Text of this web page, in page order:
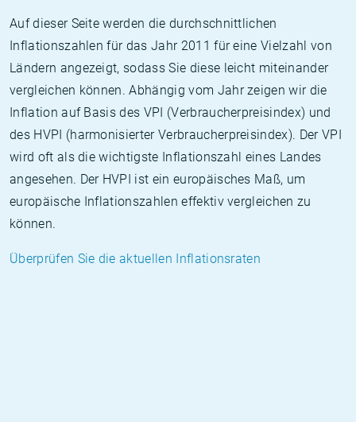
Auf dieser Seite werden die durchschnittlichen
Inflationszahlen für das Jahr 2011 für eine Vielzahl von
Ländern angezeigt, sodass Sie diese leicht miteinander
vergleichen können. Abhängig vom Jahr zeigen wir die
Inflation auf Basis des VPI (Verbraucherpreisindex) und
des HVPI (harmonisierter Verbraucherpreisindex). Der VPI
wird oft als die wichtigste Inflationszahl eines Landes
angesehen. Der HVPI ist ein europäisches Maß, um
europäische Inflationszahlen effektiv vergleichen zu
können.
Überprüfen Sie die aktuellen Inflationsraten